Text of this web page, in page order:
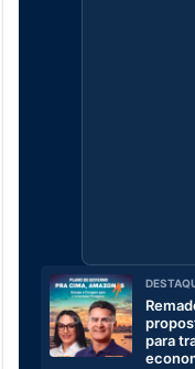
para